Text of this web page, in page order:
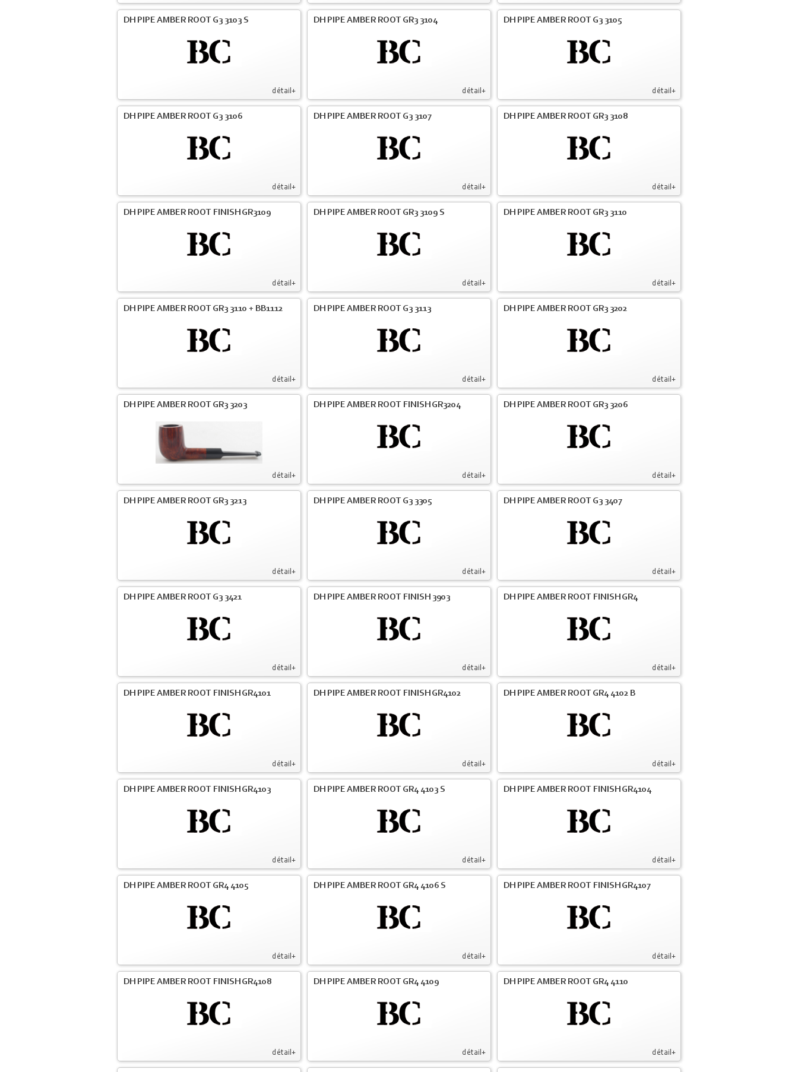
détail+
DH PIPE AMBER ROOT G3 3103 S
détail+
DH PIPE AMBER ROOT GR3 3104
détail+
DH PIPE AMBER ROOT G3 3105
détail+
DH PIPE AMBER ROOT G3 3106
détail+
DH PIPE AMBER ROOT G3 3107
détail+
DH PIPE AMBER ROOT GR3 3108
détail+
DH PIPE AMBER ROOT FINISH GR3109
détail+
DH PIPE AMBER ROOT GR3 3109 S
détail+
DH PIPE AMBER ROOT GR3 3110
détail+
DH PIPE AMBER ROOT GR3 3110 + BB1112
détail+
DH PIPE AMBER ROOT G3 3113
détail+
DH PIPE AMBER ROOT GR3 3202
détail+
DH PIPE AMBER ROOT GR3 3203
détail+
DH PIPE AMBER ROOT FINISH GR3204
détail+
DH PIPE AMBER ROOT GR3 3206
détail+
DH PIPE AMBER ROOT GR3 3213
détail+
DH PIPE AMBER ROOT G3 3305
détail+
DH PIPE AMBER ROOT G3 3407
détail+
DH PIPE AMBER ROOT G3 3421
détail+
DH PIPE AMBER ROOT FINISH 3903
détail+
DH PIPE AMBER ROOT FINISH GR4
détail+
DH PIPE AMBER ROOT FINISH GR4101
détail+
DH PIPE AMBER ROOT FINISH GR4102
détail+
DH PIPE AMBER ROOT GR4 4102 B
détail+
DH PIPE AMBER ROOT FINISH GR4103
détail+
DH PIPE AMBER ROOT GR4 4103 S
détail+
DH PIPE AMBER ROOT FINISH GR4104
détail+
DH PIPE AMBER ROOT GR4 4105
détail+
DH PIPE AMBER ROOT GR4 4106 S
détail+
DH PIPE AMBER ROOT FINISH GR4107
détail+
DH PIPE AMBER ROOT FINISH GR4108
détail+
DH PIPE AMBER ROOT GR4 4109
détail+
DH PIPE AMBER ROOT GR4 4110